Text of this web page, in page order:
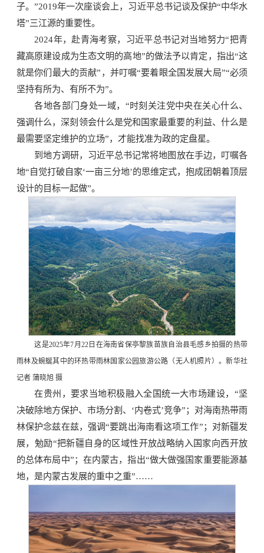
子。”2019年一次座谈会上，习近平总书记谈及保护“中华水
塔”三江源的重要性。
2024年，赴青海考察，习近平总书记对当地努力“把青
藏高原建设成为生态文明的高地”的做法予以肯定，指出“这
就是你们最大的贡献”，并叮嘱“要着眼全国发展大局”“必须
坚持有所为、有所不为”。
各地各部门身处一域，“时刻关注党中央在关心什么、
强调什么，深刻领会什么是党和国家最重要的利益、什么是
最需要坚定维护的立场”，才能找准为政的定盘星。
到地方调研，习近平总书记常将地图放在手边，叮嘱各
地“自觉打破自家‘一亩三分地’的思维定式，抱成团朝着顶层
设计的目标一起做”。
这是2025年7月22日在海南省保亭黎族苗族自治县毛感乡拍摄的热带
雨林及蜿蜒其中的环热带雨林国家公园旅游公路（无人机照片）。新华社
记者 蒲晓旭 摄
在贵州，要求当地积极融入全国统一大市场建设，“坚
决破除地方保护、市场分割、‘内卷式’竞争”；对海南热带雨
林保护念兹在兹，强调“要跳出海南看这项工作”；对新疆发
展，勉励“把新疆自身的区域性开放战略纳入国家向西开放
的总体布局中”；在内蒙古，指出“做大做强国家重要能源基
地，是内蒙古发展的重中之重”……